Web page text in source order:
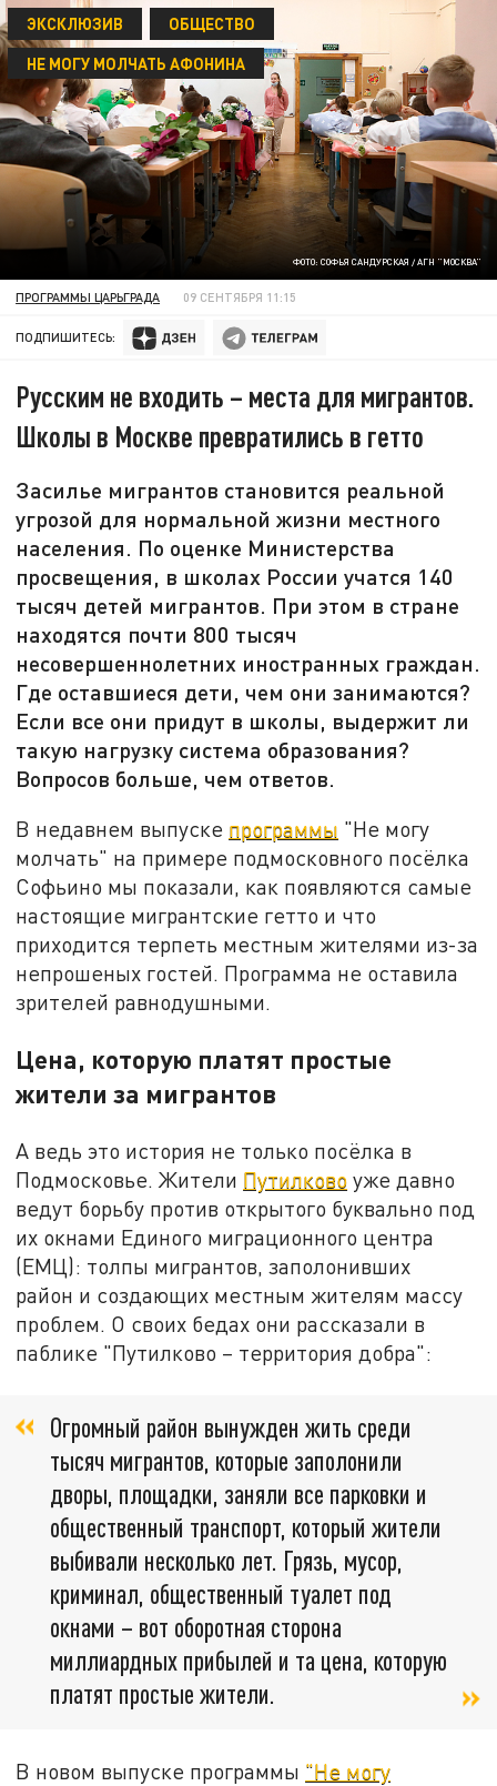
ФОТО: СОФЬЯ САНДУРСКАЯ / АГН "МОСКВА"
ЭКСКЛЮЗИВ
ОБЩЕСТВО
НЕ МОГУ МОЛЧАТЬ АФОНИНА
ПРОГРАММЫ ЦАРЬГРАДА 09 СЕНТЯБРЯ 11:15
ПОДПИШИТЕСЬ:
Русским не входить – места для мигрантов.
Школы в Москве превратились в гетто
Засилье мигрантов становится реальной
угрозой для нормальной жизни местного
населения. По оценке Министерства
просвещения, в школах России учатся 140
тысяч детей мигрантов. При этом в стране
находятся почти 800 тысяч
несовершеннолетних иностранных граждан.
Где оставшиеся дети, чем они занимаются?
Если все они придут в школы, выдержит ли
такую нагрузку система образования?
Вопросов больше, чем ответов.
В недавнем выпуске программы "Не могу
молчать" на примере подмосковного посёлка
Софьино мы показали, как появляются самые
настоящие мигрантские гетто и что
приходится терпеть местным жителями из-за
непрошеных гостей. Программа не оставила
зрителей равнодушными.
Цена, которую платят простые
жители за мигрантов
А ведь это история не только посёлка в
Подмосковье. Жители Путилково уже давно
ведут борьбу против открытого буквально под
их окнами Единого миграционного центра
(ЕМЦ): толпы мигрантов, заполонивших
район и создающих местным жителям массу
проблем. О своих бедах они рассказали в
паблике "Путилково – территория добра":
Огромный район вынужден жить среди
тысяч мигрантов, которые заполонили
дворы, площадки, заняли все парковки и
общественный транспорт, который жители
выбивали несколько лет. Грязь, мусор,
криминал, общественный туалет под
окнами – вот оборотная сторона
миллиардных прибылей и та цена, которую
платят простые жители.
В новом выпуске программы "Не могу